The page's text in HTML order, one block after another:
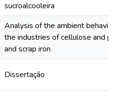
sucroalcooleira
Analysis of the ambient
the industries of cellulose and
and scrap iron
Dissertação